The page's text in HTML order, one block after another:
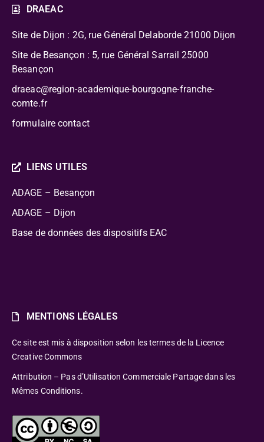
DRAEAC
Site de Dijon : 2G, rue Général Delaborde 21000 Dijon
Site de Besançon : 5, rue Général Sarrail 25000
Besançon
draeac@region-academique-bourgogne-franche-
comte.fr
formulaire contact
LIENS UTILES
ADAGE – Besançon
ADAGE – Dijon
Base de données des dispositifs EAC
MENTIONS LÉGALES
Ce site est mis à disposition selon les termes de la Licence
Creative Commons
Attribution – Pas d’Utilisation Commerciale Partage dans les
Mêmes Conditions.